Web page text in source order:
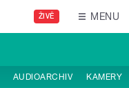
ŽIVĚ MENU
AUDIOARCHIV KAMERY